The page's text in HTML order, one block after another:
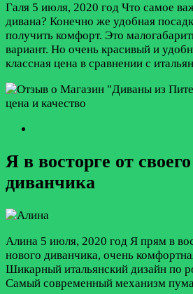
Галя 5 июля, 2020 год Что самое
дивана? Конечно же удобная
получить комфорт. Это
вариант. Но очень красивый и
классная цена в сравнении с
Я в восторге от
диванчика
Алина 5 июля, 2020 год Я прям в
нового диванчика, очень
Шикарный итальянский дизайн по
Самый современный механизм